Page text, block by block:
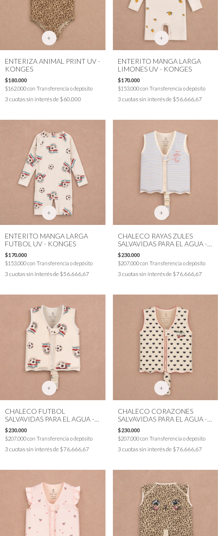
+
ENTERIZA ANIMAL PRINT UV -
KONGES
$180.000
$162.000con Transferencia o depósito
3 cuotas sin interés de $60.000
+
ENTERITO MANGA LARGA
LIMONES UV - KONGES
$170.000
$153.000con Transferencia o depósito
3 cuotas sin interés de $56.666,67
+
ENTERITO MANGA LARGA
FUTBOL UV - KONGES
$170.000
$153.000con Transferencia o depósito
3 cuotas sin interés de $56.666,67
+
CHALECO RAYAS ZULES
SALVAVIDAS PARA EL AGUA -
KONGES
$230.000
$207.000con Transferencia o depósito
3 cuotas sin interés de $76.666,67
+
CHALECO FUTBOL
SALVAVIDAS PARA EL AGUA -
KONGES
$230.000
$207.000con Transferencia o depósito
3 cuotas sin interés de $76.666,67
+
CHALECO CORAZONES
SALVAVIDAS PARA EL AGUA -
KONGES
$230.000
$207.000con Transferencia o depósito
3 cuotas sin interés de $76.666,67